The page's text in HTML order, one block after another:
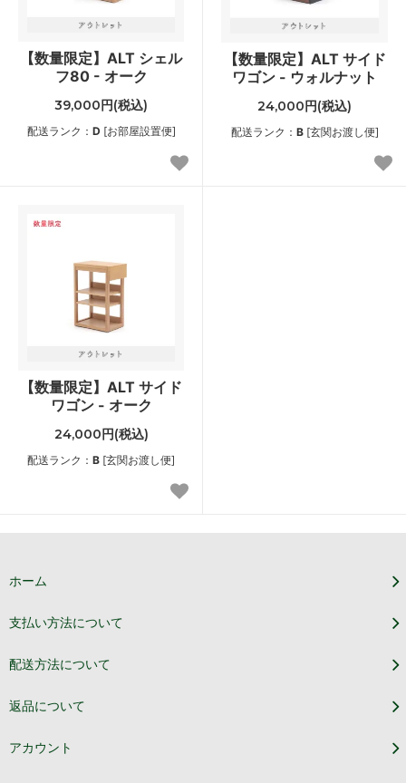
【数量限定】ALT シェル
フ80 - オーク
39,000円(税込)
配送ランク： D [お部屋設置便]
【数量限定】ALT サイド
ワゴン - ウォルナット
24,000円(税込)
配送ランク： B[玄関お渡し便]
【数量限定】ALT サイド
ワゴン - オーク
24,000円(税込)
配送ランク： B [玄関お渡し便]
ホーム
支払い方法について
配送方法について
返品について
アカウント